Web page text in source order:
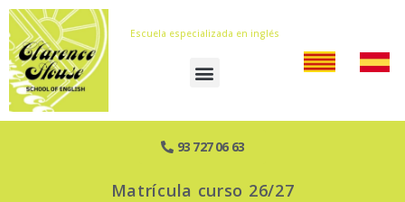
Escuela especializada en inglés
93 727 06 63
Matrícula curso 26/27